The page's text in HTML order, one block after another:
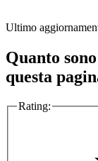
Ultimo
Quanto
questa
Rating: